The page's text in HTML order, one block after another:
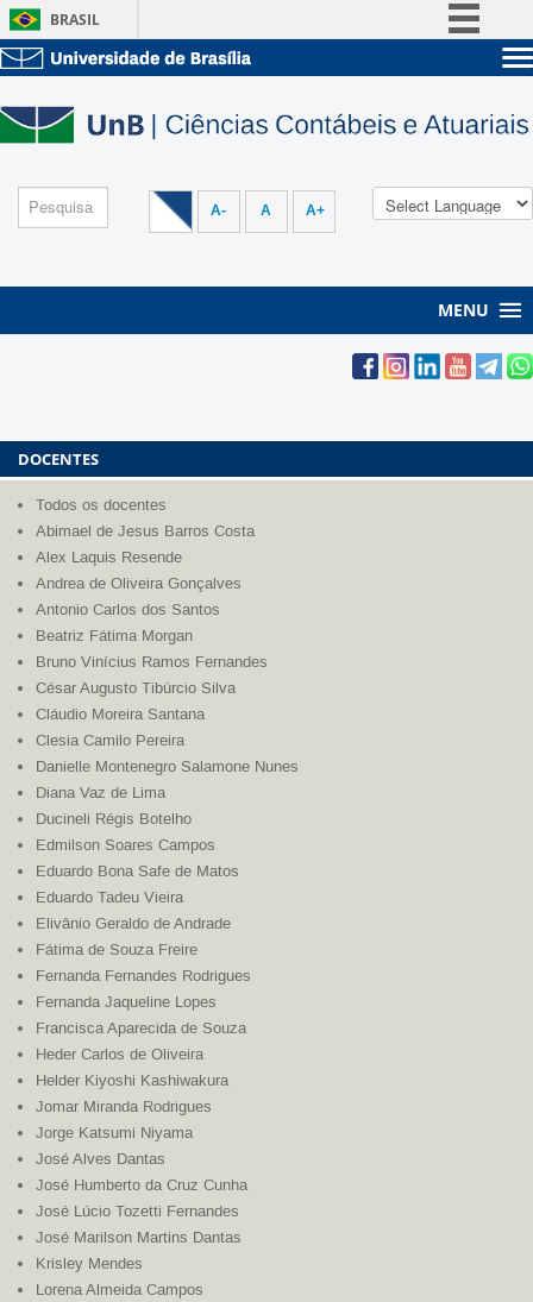
BRASIL
Participe
Legislação
Unidades acadêmicas
Estude na UnB
Administração
Servidor
A- A A+
MENU
DOCENTES
Todos os docentes
Abimael de Jesus Barros Costa
Alex Laquis Resende
Andrea de Oliveira Gonçalves
Antonio Carlos dos Santos
Beatriz Fátima Morgan
Bruno Vinícius Ramos Fernandes
César Augusto Tibúrcio Silva
Cláudio Moreira Santana
Clesia Camilo Pereira
Danielle Montenegro Salamone Nunes
Diana Vaz de Lima
Ducineli Régis Botelho
Edmilson Soares Campos
Eduardo Bona Safe de Matos
Eduardo Tadeu Vieira
Elivânio Geraldo de Andrade
Fátima de Souza Freire
Fernanda Fernandes Rodrigues
Fernanda Jaqueline Lopes
Francisca Aparecida de Souza
Heder Carlos de Oliveira
Helder Kiyoshi Kashiwakura
Jomar Miranda Rodrigues
Jorge Katsumi Niyama
José Alves Dantas
José Humberto da Cruz Cunha
José Lúcio Tozetti Fernandes
José Marilson Martins Dantas
Krisley Mendes
Lorena Almeida Campos